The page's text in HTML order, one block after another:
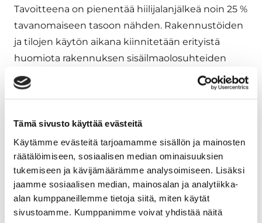
Tämä sivusto käyttää evästeitä
Käytämme evästeitä tarjoamamme sisällön ja mainosten
räätälöimiseen, sosiaalisen median ominaisuuksien
tukemiseen ja kävijämäärämme analysoimiseen. Lisäksi
jaamme sosiaalisen median, mainosalan ja analytiikka-
alan kumppaneillemme tietoja siitä, miten käytät
sivustoamme. Kumppanimme voivat yhdistää näitä
Tavoitteena on pienentää hiilijalanjälkeä noin 25 %
tavanomaiseen tasoon nähden. Rakennustöiden
ja tilojen käytön aikana kiinnitetään erityistä
huomiota rakennuksen sisäilmaolosuhteiden
hallintaan.
Uuden poliisitalon suunnittelua ja rakentamista
ohjaa
Rakennustiedon
oloihin kehitetty ympäristösertifiointijärjestelmä,
joka auttaa rakennushankkeiden tilaajia
toteuttamaan ja ohjaamaan ympäristötietoista
rakentamista. Tampereen uusi poliisitalo
tavoittelee korkeaa ympäristölaadun tasoa eli